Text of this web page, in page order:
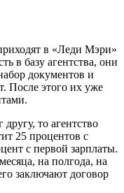
в «Леди Мэри»
в базу агентства, они
документов и
После этого их уже
то агентство
25 процентов с
с первой зарплаты.
на полгода, на
заключают договор